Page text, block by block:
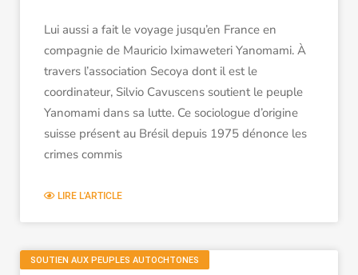
Lui aussi a fait le voyage jusqu’en France en
compagnie de Mauricio Iximaweteri Yanomami. À
travers l’association Secoya dont il est le
coordinateur, Silvio Cavuscens soutient le peuple
Yanomami dans sa lutte. Ce sociologue d’origine
suisse présent au Brésil depuis 1975 dénonce les
crimes commis
LIRE L'ARTICLE
SOUTIEN AUX PEUPLES AUTOCHTONES